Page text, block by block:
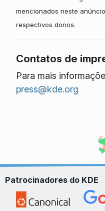
mencionados neste
respectivos donos.
Contatos de
Para mais
press@kde.org
Patrocinadores do KDE